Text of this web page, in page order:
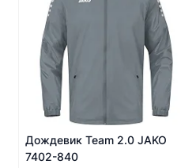
Дождевик Team 2.0 JAKO
7402-840